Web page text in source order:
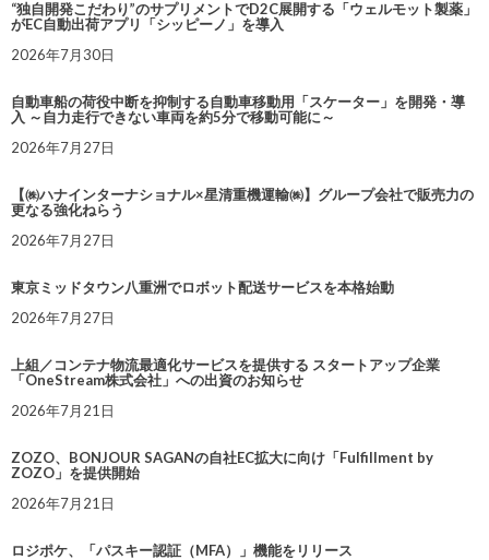
“独自開発こだわり”のサプリメントでD2C展開する「ウェルモット製薬」
がEC自動出荷アプリ「シッピーノ」を導入
2026年7月30日
自動車船の荷役中断を抑制する自動車移動用「スケーター」を開発・導
入 ～自力走行できない車両を約5分で移動可能に～
2026年7月27日
【㈱ハナインターナショナル×星清重機運輸㈱】グループ会社で販売力の
更なる強化ねらう
2026年7月27日
東京ミッドタウン八重洲でロボット配送サービスを本格始動
2026年7月27日
上組／コンテナ物流最適化サービスを提供する スタートアップ企業
「OneStream株式会社」への出資のお知らせ
2026年7月21日
ZOZO、BONJOUR SAGANの自社EC拡大に向け「Fulfillment by
ZOZO」を提供開始
2026年7月21日
ロジポケ、「パスキー認証（MFA）」機能をリリース